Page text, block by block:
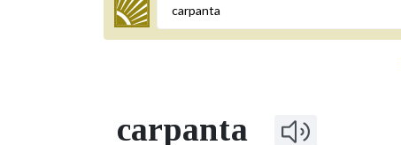
Termo a buscar
BUSCAR NOS LEMAS
carpanta